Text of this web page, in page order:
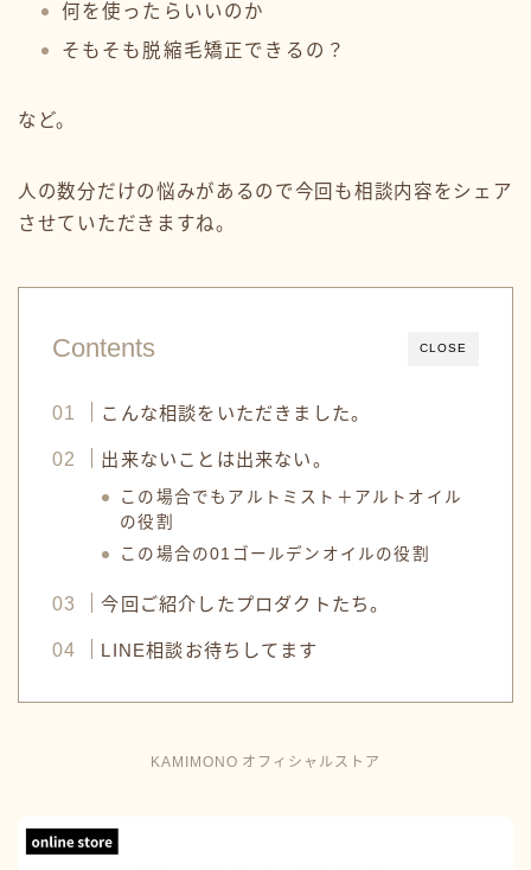
何を使ったらいいのか
そもそも脱縮毛矯正できるの？
など。
人の数分だけの悩みがあるので今回も相談内容をシェア
させていただきますね。
CLOSE
Contents
こんな相談をいただきました。
出来ないことは出来ない。
この場合でもアルトミスト＋アルトオイル
の役割
この場合の01ゴールデンオイルの役割
今回ご紹介したプロダクトたち。
LINE相談お待ちしてます
KAMIMONO オフィシャルストア